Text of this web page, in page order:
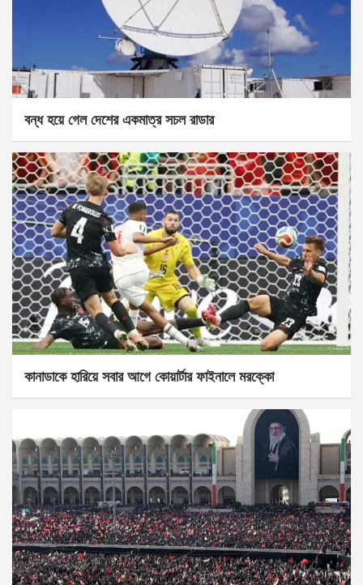
বন্ধ হয়ে গেল দেশের একমাত্র সচল রাডার
কানাডাকে হারিয়ে সবার আগে কোয়ার্টার ফাইনালে মরক্কো